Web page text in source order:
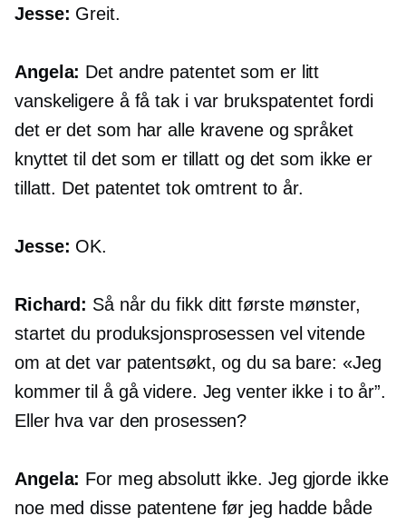
Jesse: Greit.
Angela: Det andre patentet som er litt
vanskeligere å få tak i var brukspatentet fordi
det er det som har alle kravene og språket
knyttet til det som er tillatt og det som ikke er
tillatt. Det patentet tok omtrent to år.
Jesse: OK.
Richard: Så når du fikk ditt første mønster,
startet du produksjonsprosessen vel vitende
om at det var patentsøkt, og du sa bare: «Jeg
kommer til å gå videre. Jeg venter ikke i to år”.
Eller hva var den prosessen?
Angela: For meg absolutt ikke. Jeg gjorde ikke
noe med disse patentene før jeg hadde både